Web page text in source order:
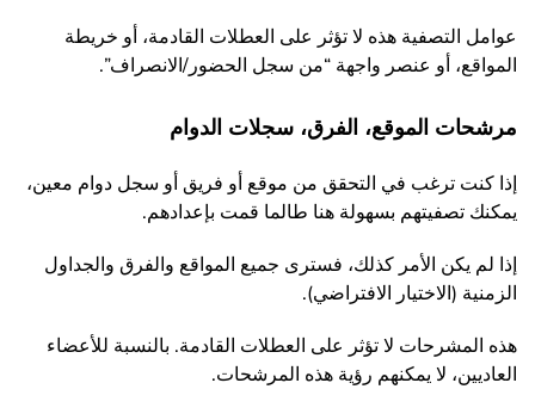
عوامل التصفية هذه لا تؤثر على العطلات القادمة، أو خريطة
المواقع، أو عنصر واجهة “من سجل الحضور/الانصراف”.
مرشحات الموقع، الفرق، سجلات الدوام
إذا كنت ترغب في التحقق من موقع أو فريق أو سجل دوام معين،
يمكنك تصفيتهم بسهولة هنا طالما قمت بإعدادهم.
إذا لم يكن الأمر كذلك، فسترى جميع المواقع والفرق والجداول
الزمنية (الاختيار الافتراضي).
هذه المشرحات لا تؤثر على العطلات القادمة. بالنسبة للأعضاء
العاديين، لا يمكنهم رؤية هذه المرشحات.